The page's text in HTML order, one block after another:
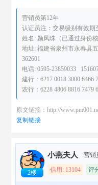
营销员第12年
认证员注：交易级别有效期
姓名: 颜凤珠（已通过身份
地址: 福建省泉州市永春县
362601
电话: 0595-23859033
建行：6217 0018 3000 6466
农行：6228 4806 8816 7479
原文链接：http://
复制链接
2楼
小燕夫人 营销
信用: 13104 评